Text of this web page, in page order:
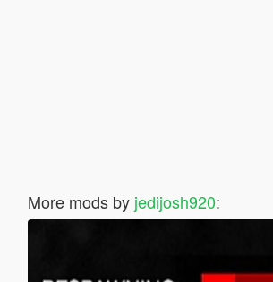
More mods by jedijosh920: